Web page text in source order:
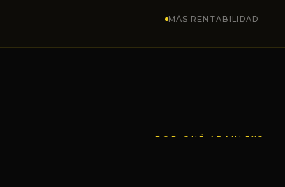
MÁS RENTABILIDAD
¿POR QUÉ ARANLEX?